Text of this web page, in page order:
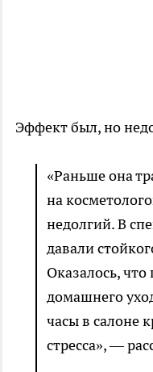
Эффект был, но
«Раньше она
на
недолгий. В
давали
Оказалось,
домашнего
часы в салоне
стресса», —